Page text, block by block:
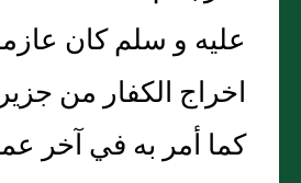
عليه و سلم كان
اخراج الكفار من
كما أمر به في آخر